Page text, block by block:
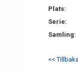
Plats:
Serie:
Samling:
<<